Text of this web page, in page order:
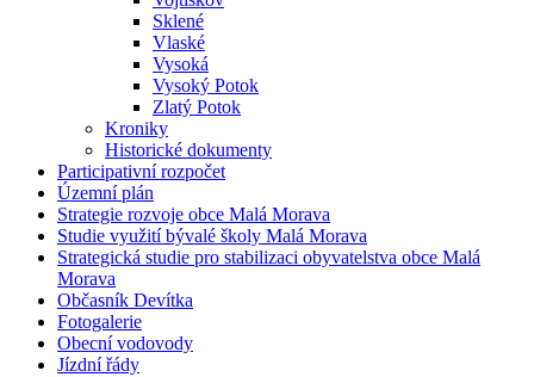
Sklené
Vlaské
Vysoká
Vysoký Potok
Zlatý Potok
Kroniky
Historické dokumenty
Participativní rozpočet
Územní plán
Strategie rozvoje obce Malá Morava
Studie využití bývalé školy Malá Morava
Strategická studie pro stabilizaci obyvatelstva obce Malá
Morava
Občasník Devítka
Fotogalerie
Obecní vodovody
Jízdní řády